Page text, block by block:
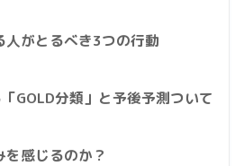
がとるべき3つの行動
GOLD分類」と予後予測ついて
感じるのか？